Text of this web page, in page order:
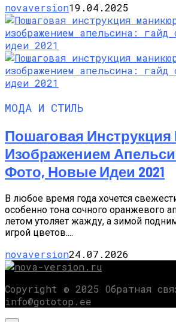
novaversion19.04.2025
МОДА И СТИЛЬ
Пошаговая
Изображением
Фото, Новые Идеи 2021
В любое время года хочется
особенно тона сочного оранжевого
летом утоляет жажду, а зимой
игрой цветов....
novaversion24.07.2026
Copyright © 2025 Обратная
info@gototop.ee